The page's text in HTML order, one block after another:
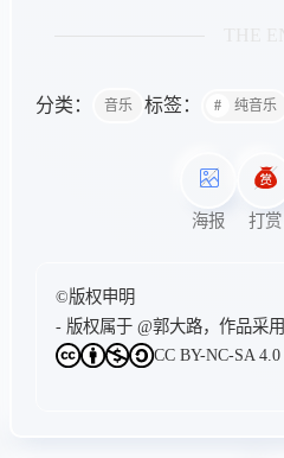
分类： 音乐 标签： 纯音乐
海报 打赏
©版权申明
- 版权属于 @郭大路，作品采用
CC BY-NC-SA 4.0